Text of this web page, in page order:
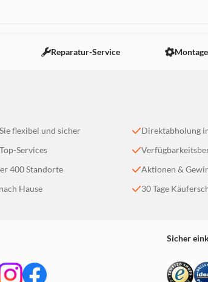
Reparatur-Service
flexibel und sicher
Services
400 Standorte
Hause
Direktabholung
Aktionen &
30 Tage
Sicher